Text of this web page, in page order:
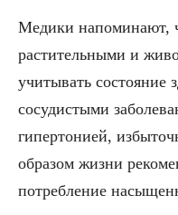
Медики напоминают,
растительными и
учитывать состояние
сосудистыми
гипертонией,
образом жизни
потребление